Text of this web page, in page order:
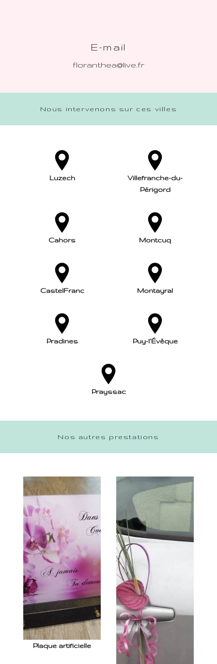
E-mail
floranthea@live.fr
Nous intervenons sur ces villes
Luzech
Villefranche-du-
Périgord
Cahors Montcuq
CastelFranc Montayral
Pradines Puy-l'Évêque
Prayssac
Nos autres prestations
Plaque artificielle